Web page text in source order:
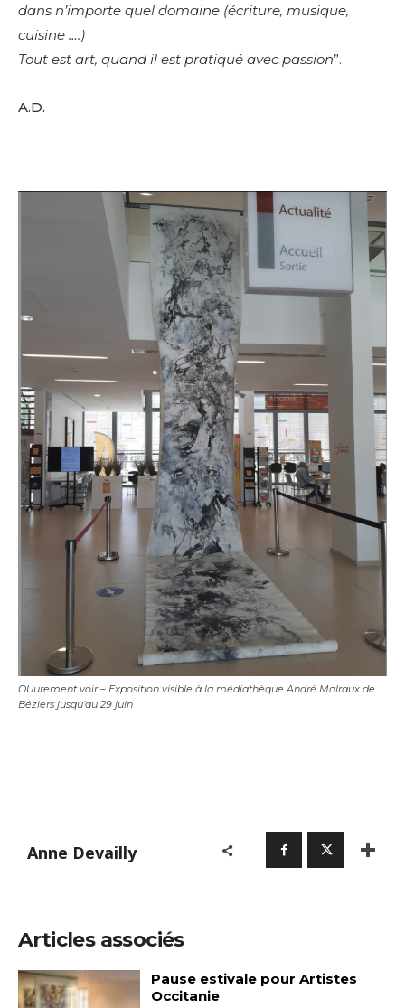
Prénom
J'accepte les termes et conditions
* Champ obligatoire
Nom
Statut / Organisation
J'accepte les termes et conditions
* Champ obligatoire
dans n’importe quel domaine (écriture, musique,
cuisine ….)
Tout est art, quand il est pratiqué avec passion”.
A.D.
OUurement voir – Exposition visible à la médiathèque André Malraux de
Béziers jusqu’au 29 juin
Anne Devailly
Articles associés
Pause estivale pour Artistes
Occitanie